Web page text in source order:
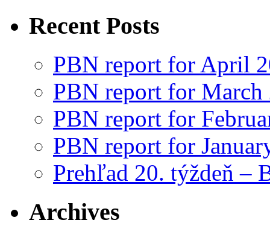
Recent Posts
PBN report for April
PBN report for March
PBN report for
PBN report for
Prehľad 20. týždeň –
Archives